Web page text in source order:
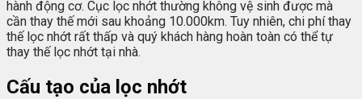
hành động cơ. Cục lọc nhớt thường không vệ sinh được mà
cần thay thế mới sau khoảng 10.000km. Tuy nhiên, chi phí thay
thế lọc nhớt rất thấp và quý khách hàng hoàn toàn có thể tự
thay thế lọc nhớt tại nhà.
Cấu tạo của lọc nhớt